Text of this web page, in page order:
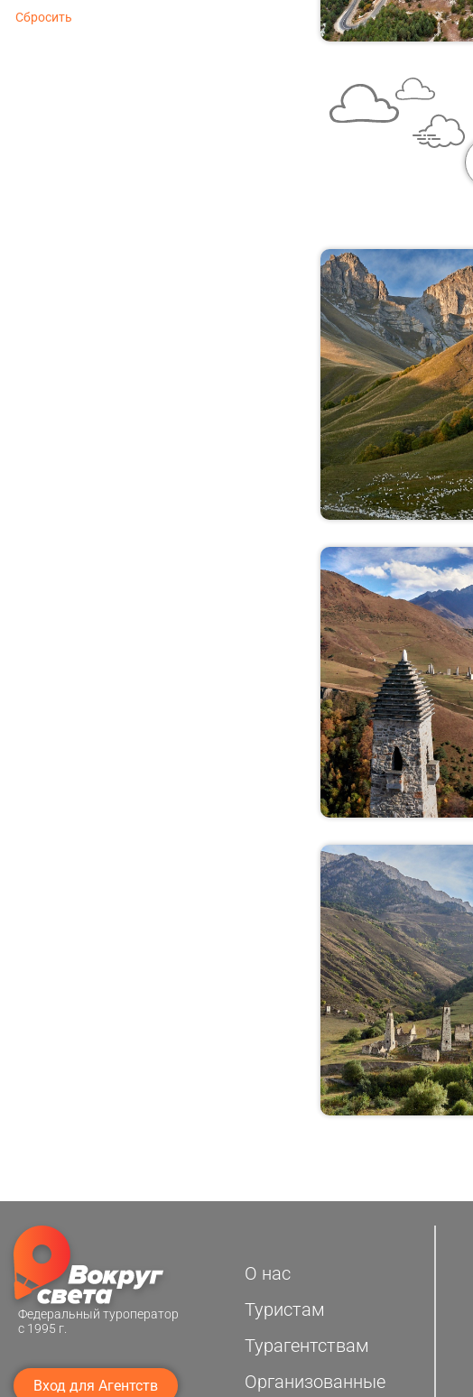
Дагестан
Приморский край
Псковская область
Республика Коми
Рязанская область
Сбросить
Федеральный туроператор
с 1995 г.
Вход для Агентств
О нас
Туристам
Турагентствам
Организованные